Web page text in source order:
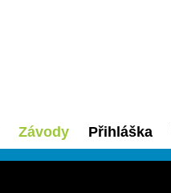
Závody Přihláška